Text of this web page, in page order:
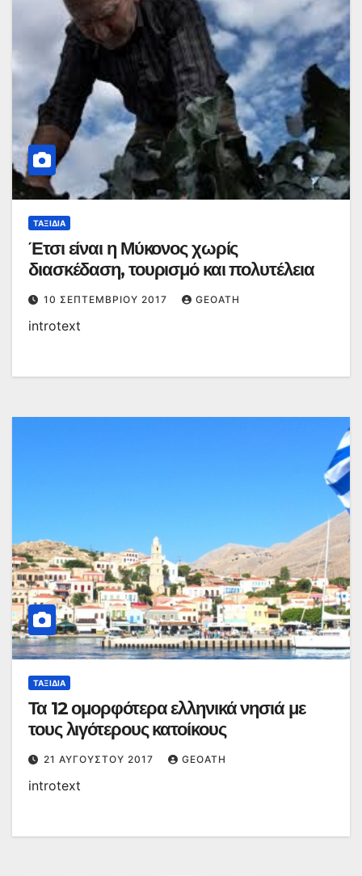
ΤΑΞΊΔΙΑ
Έτσι είναι η Μύκονος χωρίς
διασκέδαση, τουρισμό και πολυτέλεια
10 ΣΕΠΤΕΜΒΡΊΟΥ 2017 GEOATH
introtext
ΤΑΞΊΔΙΑ
Τα 12 ομορφότερα ελληνικά νησιά με
τους λιγότερους κατοίκους
21 ΑΥΓΟΎΣΤΟΥ 2017 GEOATH
introtext